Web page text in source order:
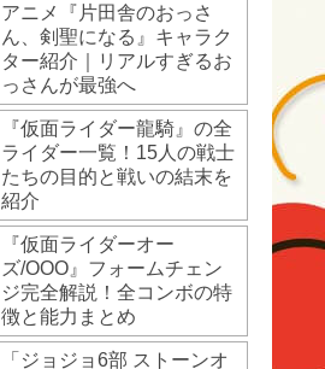
アニメ『片田舎のおっさ
ん、剣聖になる』キャラク
ター紹介｜リアルすぎるお
っさんが最強へ
『仮面ライダー龍騎』の全
ライダー一覧！15人の戦士
たちの目的と戦いの結末を
紹介
『仮面ライダーオー
ズ/OOO』フォームチェン
ジ完全解説！全コンボの特
徴と能力まとめ
「ジョジョ6部 ストーンオ